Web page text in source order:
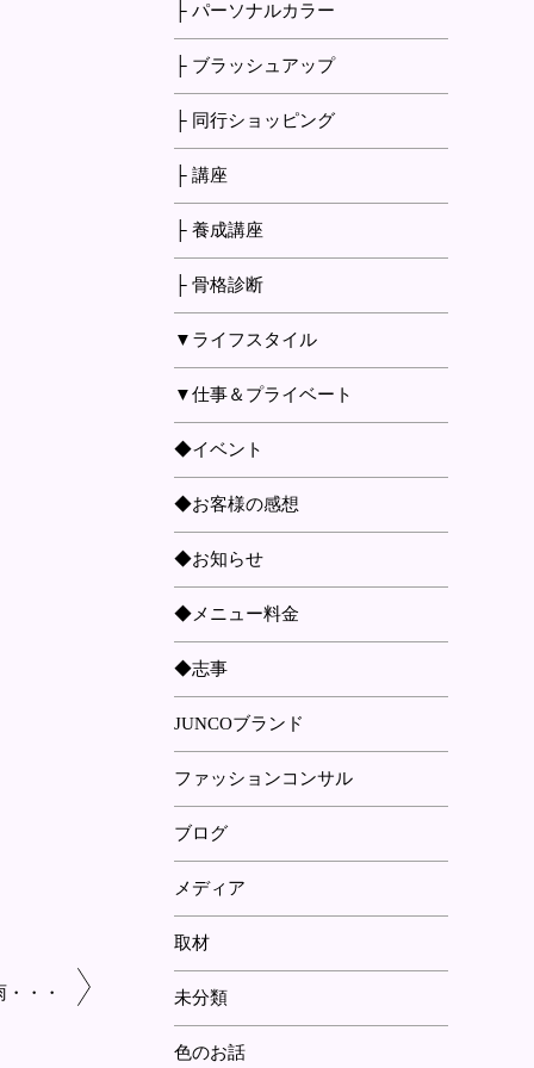
・・
├ パーソナルカラー
├ ブラッシュアップ
├ 同行ショッピング
├ 講座
├ 養成講座
├ 骨格診断
▼ライフスタイル
▼仕事＆プライベート
◆イベント
◆お客様の感想
◆お知らせ
◆メニュー料金
◆志事
JUNCOブランド
ファッションコンサル
ブログ
メディア
取材
未分類
色のお話